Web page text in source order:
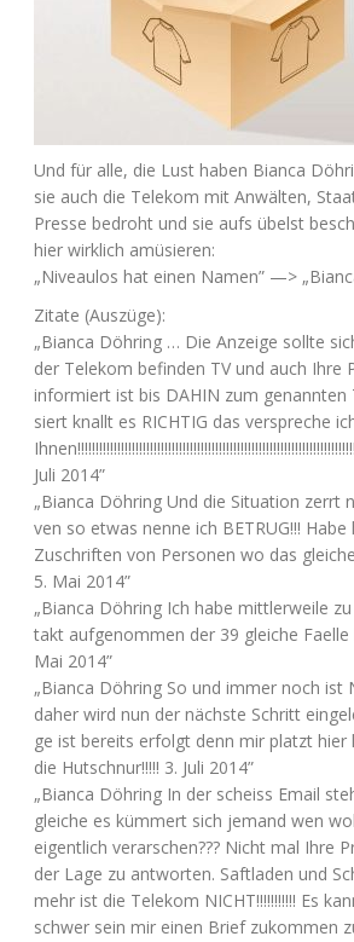
Und für alle, die Lust haben Bian­ca
sie auch die Tele­kom mit Anwäl­ten,
Pres­se bedroht und sie aufs übelst
hier wirk­lich amüsieren:
„Niveau­los hat einen Namen” —>
Zita­te (Aus­zü­ge):
„Bian­ca Döh­ring … Die Anzei­ge soll­te
der Tele­kom befin­den TV und auch Ihre
infor­miert ist bis DAHIN zum
siert knallt es RICHTIG das ver­spre­che
Juli 2014”
„Bian­ca Döh­ring Und die Situa­ti­on zerrt
ven so etwas nen­ne ich BETRUG!!!
Zuschrif­ten von Per­so­nen wo das
5. Mai 2014”
„Bian­ca Döh­ring Ich habe mitt­ler­wei­le
takt auf­ge­nom­men der 39 glei­che
Mai 2014”
„Bian­ca Döh­ring So und immer noch ist
daher wird nun der nächs­te Schritt
ge ist bereits erfolgt denn mir platzt hier
die Hut­schnur!!!!! 3. Juli 2014”
„Bian­ca Döh­ring In der scheiss Email
glei­che es küm­mert sich jemand wen
eigent­lich ver­ar­schen??? Nicht mal Ihre
der Lage zu ant­wor­ten. Saft­la­den und
mehr ist die Tele­kom NICHT!!!!!!!!!!! Es
schwer sein mir einen Brief zukom­men